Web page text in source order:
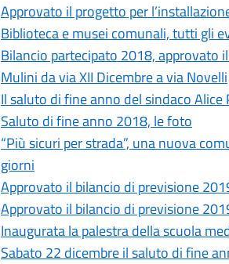
Approvato il progetto per
Biblioteca e musei comunali, tutti gli
Bilancio partecipato 2018, approvato
Mulini da via XII Dicembre a via Novelli
Il saluto di fine anno del sindaco Alice
Saluto di fine anno 2018, le foto
“Più sicuri per strada”, una nuova
giorni
Approvato il bilancio di previsione
Approvato il bilancio di previsione
Inaugurata la palestra della scuola
Sabato 22 dicembre il saluto di fine